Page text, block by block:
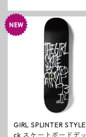
GIRL SPLINTER
ck スケートボードデ